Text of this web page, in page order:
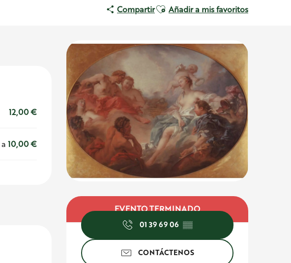
CompartirAjouter aux favoris
Añadir a mis favoritos
Horarios y
EVENTO TERMINADO
01 39 69 06 ▒▒
CONTÁCTENOS
12,00 €
a10,00 €